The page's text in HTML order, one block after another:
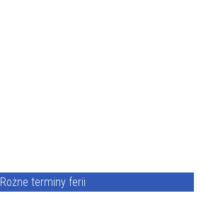
Rożne terminy ferii